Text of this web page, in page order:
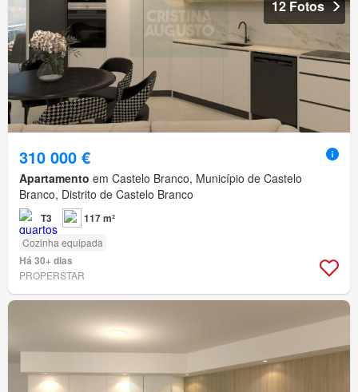
12 Fotos
310 000 €
Apartamento em Castelo Branco, Município de Castelo
Branco, Distrito de Castelo Branco
T3 117 m²
Cozinha equipada
Há 30+ dias
PROPERSTAR